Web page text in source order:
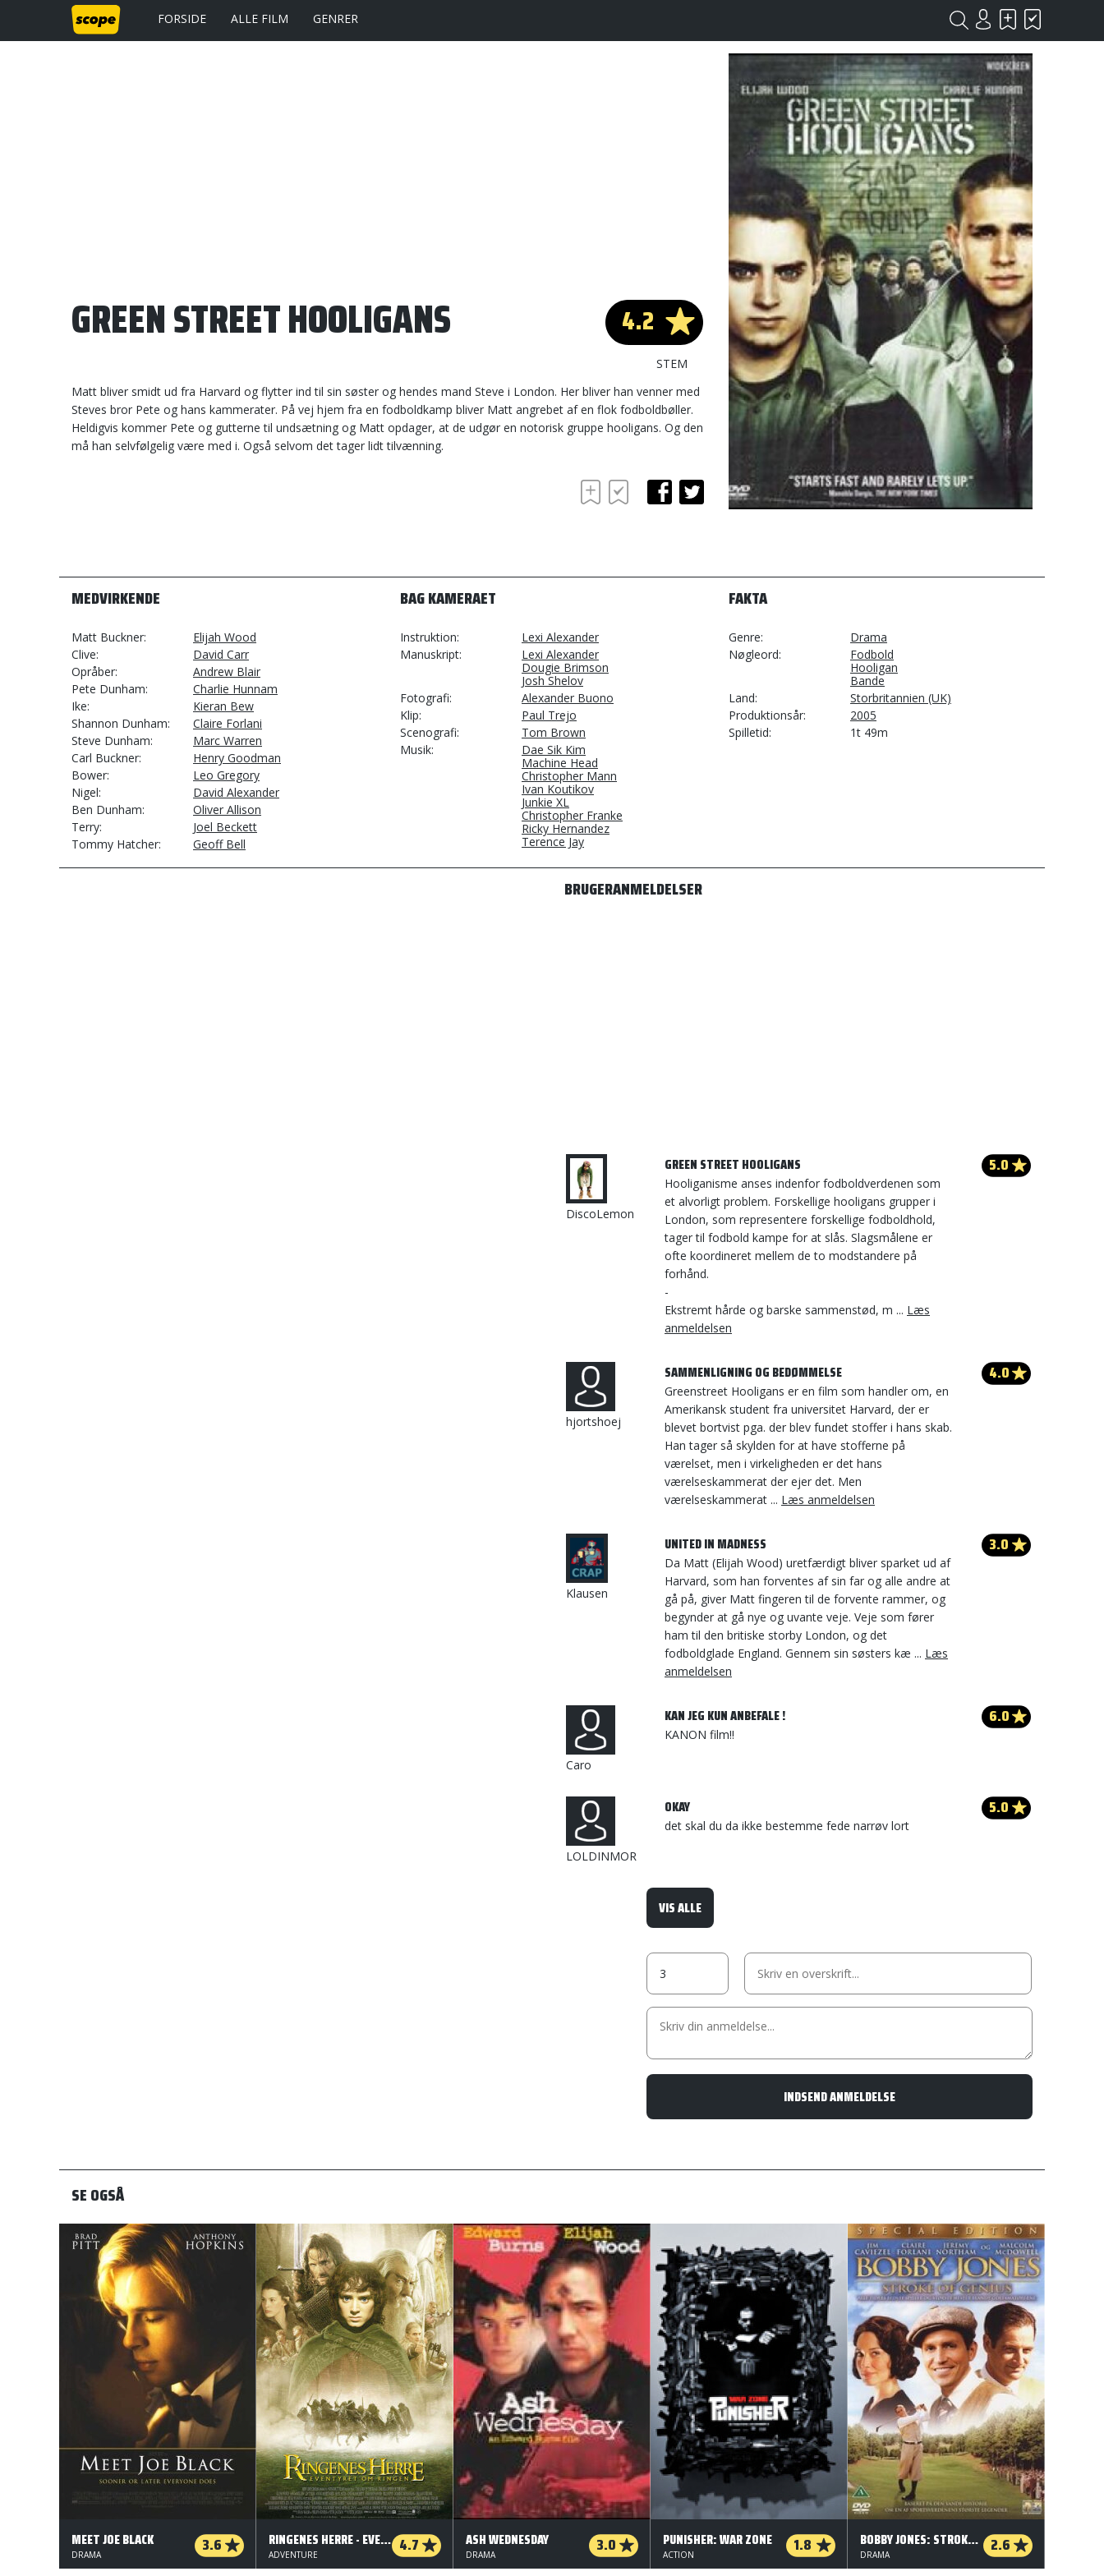
FORSIDE ALLE FILM GENRER
4.2
STEM
GREEN STREET HOOLIGANS
Matt bliver smidt ud fra Harvard og flytter ind til sin søster og hendes mand Steve i London. Her bliver han venner med
Steves bror Pete og hans kammerater. På vej hjem fra en fodboldkamp bliver Matt angrebet af en flok fodboldbøller.
Heldigvis kommer Pete og gutterne til undsætning og Matt opdager, at de udgør en notorisk gruppe hooligans. Og den
må han selvfølgelig være med i. Også selvom det tager lidt tilvænning.
MEDVIRKENDE
Matt Buckner
Elijah Wood
Clive
David Carr
Opråber
Andrew Blair
Pete Dunham
Charlie Hunnam
Ike
Kieran Bew
Shannon Dunham
Claire Forlani
Steve Dunham
Marc Warren
Carl Buckner
Henry Goodman
Bower
Leo Gregory
Nigel
David Alexander
Ben Dunham
Oliver Allison
Terry
Joel Beckett
Tommy Hatcher
Geoff Bell
BAG KAMERAET
Instruktion
Lexi Alexander
Manuskript
Lexi Alexander
Dougie Brimson
Josh Shelov
Fotografi
Alexander Buono
Klip
Paul Trejo
Scenografi
Tom Brown
Musik
Dae Sik Kim
Machine Head
Christopher Mann
Ivan Koutikov
Junkie XL
Christopher Franke
Ricky Hernandez
Terence Jay
FAKTA
Genre
Drama
Nøgleord
Fodbold
Hooligan
Bande
Land
Storbritannien (UK)
Produktionsår
2005
Spilletid
1t 49m
BRUGERANMELDELSER
DiscoLemon
GREEN STREET HOOLIGANS
Hooliganisme anses indenfor fodboldverdenen som
et alvorligt problem. Forskellige hooligans grupper i
London, som representere forskellige fodboldhold,
tager til fodbold kampe for at slås. Slagsmålene er
ofte koordineret mellem de to modstandere på
forhånd.
-
Ekstremt hårde og barske sammenstød, m ... Læs
anmeldelsen
5.0
hjortshoej
SAMMENLIGNING OG BEDØMMELSE
Greenstreet Hooligans er en film som handler om, en
Amerikansk student fra universitet Harvard, der er
blevet bortvist pga. der blev fundet stoffer i hans skab.
Han tager så skylden for at have stofferne på
værelset, men i virkeligheden er det hans
værelseskammerat der ejer det. Men
værelseskammerat ... Læs anmeldelsen
4.0
Klausen
UNITED IN MADNESS
Da Matt (Elijah Wood) uretfærdigt bliver sparket ud af
Harvard, som han forventes af sin far og alle andre at
gå på, giver Matt fingeren til de forvente rammer, og
begynder at gå nye og uvante veje. Veje som fører
ham til den britiske storby London, og det
fodboldglade England. Gennem sin søsters kæ ... Læs
anmeldelsen
3.0
Caro
KAN JEG KUN ANBEFALE !
KANON film!!
6.0
LOLDINMOR
OKAY
det skal du da ikke bestemme fede narrøv lort
5.0
VIS ALLE
SE OGSÅ
MEET JOE BLACK 3.6
DRAMA
RINGENES HERRE - EVENTYRET OM RINGEN 4.7
ADVENTURE
ASH WEDNESDAY 3.0
DRAMA
PUNISHER: WAR ZONE 1.8
ACTION
BOBBY JONES: STROKE OF GENIUS 2.6
DRAMA